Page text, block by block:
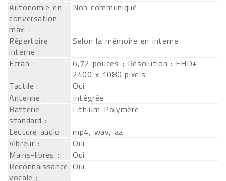
Autonomie en
conversation
max. :
Non communiqué
Répertoire
interne :
Selon la mémoire en interne
Ecran :
6,72 pouces ; Résolution : FHD+
2400 x 1080 pixels
Tactile :
Oui
Antenne :
Intégrée
Batterie
standard :
Lithium-Polymère
Lecture audio :
mp4, wav, aa
Vibreur :
Oui
Mains-libres :
Oui
Reconnaissance
vocale :
Oui